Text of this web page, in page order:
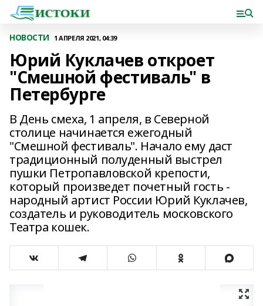
НОВОСТИ 1 АПРЕЛЯ 2021, 04:39
Юрий Куклачев откроет
"Смешной фестиваль" в
Петербурге
В День смеха, 1 апреля, в Северной
столице начинается ежегодный
"Смешной фестиваль". Начало ему даст
традиционный полуденный выстрел
пушки Петропавловской крепости,
который произведет почетный гость -
народный артист России Юрий Куклачев,
создатель и руководитель московского
Театра кошек.